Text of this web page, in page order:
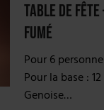
Table de fête
fumé
Pour 6
Pour la base :
Genoise…